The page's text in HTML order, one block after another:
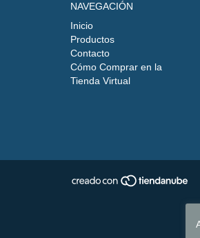
NAVEGACIÓN
Inicio
Productos
Contacto
Cómo Comprar en la
Tienda Virtual